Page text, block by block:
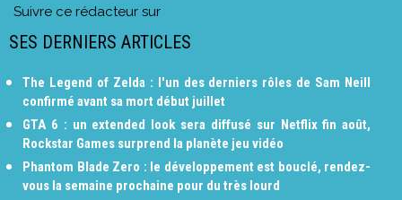
Suivre ce rédacteur sur
SES DERNIERS ARTICLES
The Legend of Zelda : l'un des derniers rôles de Sam Neill
confirmé avant sa mort début juillet
GTA 6 : un extended look sera diffusé sur Netflix fin août,
Rockstar Games surprend la planète jeu vidéo
Phantom Blade Zero : le développement est bouclé, rendez-
vous la semaine prochaine pour du très lourd